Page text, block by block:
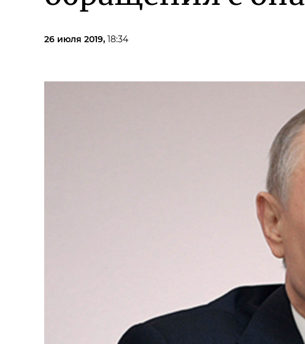
26 июля 2019, 18:34